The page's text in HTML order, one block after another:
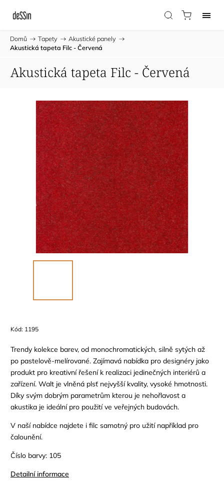
Domů / Tapety / Akustické panely /
Akustická tapeta Filc - Červená
Akustická tapeta Filc - Červená
Kód: 1195
Trendy kolekce barev, od monochromatických, silně sytých až
po pastelově-melírované. Zajímavá nabídka pro designéry jako
produkt pro kreativní řešení k realizaci jedinečných interiérů a
zařízení. Walt je vlněná plsť nejvyšší kvality, vysoké hmotnosti.
Díky svým dobrým parametrům kterou je nehořlavost a
akustika je ideální pro použití ve veřejných budovách.
V naší nabídce najdete i filc samotný pro užití například pro
čalounění.
Číslo barvy: 105
Detailní informace